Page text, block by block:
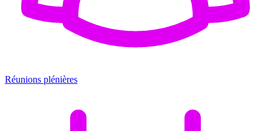
Réunions plénières